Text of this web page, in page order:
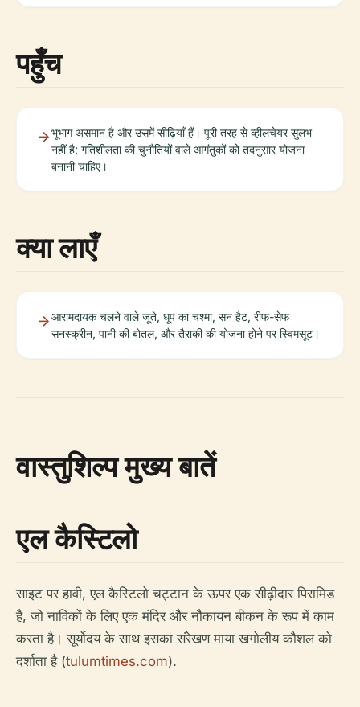
पहुँच
भूभाग असमान है और उसमें सीढ़ियाँ हैं। पूरी तरह से व्हीलचेयर सुलभ
नहीं है; गतिशीलता की चुनौतियों वाले आगंतुकों को तदनुसार योजना
बनानी चाहिए।
क्या लाएँ
आरामदायक चलने वाले जूते, धूप का चश्मा, सन हैट, रीफ-सेफ
सनस्क्रीन, पानी की बोतल, और तैराकी की योजना होने पर स्विमसूट।
वास्तुशिल्प मुख्य बातें
एल कैस्टिलो
साइट पर हावी, एल कैस्टिलो चट्टान के ऊपर एक सीढ़ीदार पिरामिड
है, जो नाविकों के लिए एक मंदिर और नौकायन बीकन के रूप में काम
करता है। सूर्योदय के साथ इसका संरेखण माया खगोलीय कौशल को
दर्शाता है (tulumtimes.com).